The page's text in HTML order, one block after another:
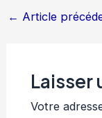
← Article
Laisser
Votre